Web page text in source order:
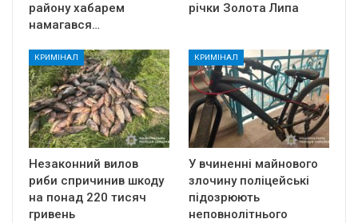
району хабарем
намагався…
річки Золота Липа
КРИМІНАЛ
Незаконний вилов
риби спричинив шкоду
на понад 220 тисяч
гривень
КРИМІНАЛ
У вчиненні майнового
злочину поліцейські
підозрюють
неповнолітнього